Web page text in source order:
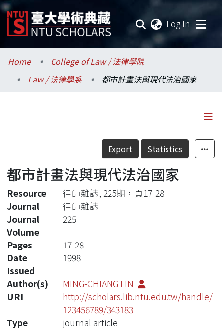
Log In
Communities & Collections
Research Outputs
Statistics
Home
College of Law / 法律學院
Law / 法律學系
都市計畫法與現代法治國家
Details
Export Statistics
都市計畫法與現代法治國家
Resource
律師雜誌, 225期，頁17-28
Journal
律師雜誌
Journal
Volume
225
Pages
17-28
Date
Issued
1998
Author(s)
MING-CHIANG LIN
URI
http://scholars.lib.ntu.edu.tw/handle/
123456789/343183
Type
journal article